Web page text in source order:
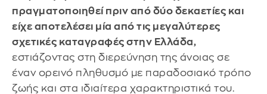
πραγματοποιηθεί πριν από δύο δεκαετίες και
είχε αποτελέσει μία από τις μεγαλύτερες
σχετικές καταγραφές στην Ελλάδα,
εστιάζοντας στη διερεύνηση της άνοιας σε
έναν ορεινό πληθυσμό με παραδοσιακό τρόπο
ζωής και στα ιδιαίτερα χαρακτηριστικά του.